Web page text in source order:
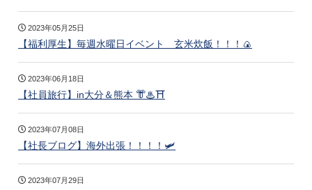
2023年05月25日
【福利厚生】毎週水曜日イベント 玄米炊飯！！！🍙
2023年06月18日
【社員旅行】in大分＆熊本 👘♨⛩
2023年07月08日
【社長ブログ】海外出張！！！！🛩
2023年07月29日